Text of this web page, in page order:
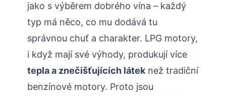
jako s výběrem dobrého vína – každý
typ má něco, co mu dodává tu
správnou chuť a charakter. LPG motory,
i když mají své výhody, produkují více
tepla a znečišťujících látek než tradiční
benzínové motory. Proto jsou